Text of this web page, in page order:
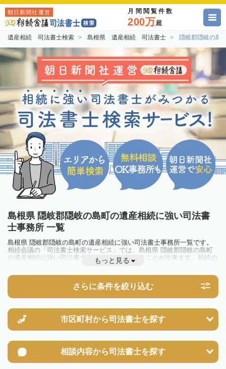
朝日新聞社運営 月間閲覧件数
200万超
遺産相続 司法書士検索 島根県 遺産相続 司法書士 隠岐郡隠岐の
島根県 隠岐郡隠岐の島町の遺産相続に強い司法書
士事務所 一覧
島根県 隠岐郡隠岐の島町の遺産相続に強い司法書士事務所一覧です。
相続会議の「司法書士検索サービス」では、島根県 隠岐郡隠岐の島町
の遺産相続に強い司法書士事務所を一覧で見ることが出来ます。相続の
トラブルやお悩みを抱えている方は一度近隣の司法書士に相談してみま
もっと見る
さらに条件を絞り込む
市区町村から司法書士を探す
相談内容から司法書士を探す